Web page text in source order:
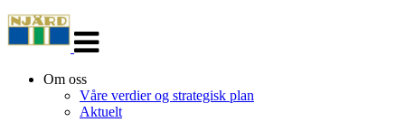
navigasjon
Om oss
Våre verdier og strategisk plan
Aktuelt